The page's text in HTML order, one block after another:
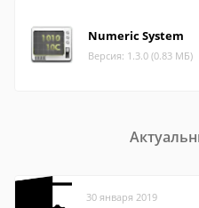
Numeric System
Версия: 1.3.0 (0.83 МБ)
30 января 2019